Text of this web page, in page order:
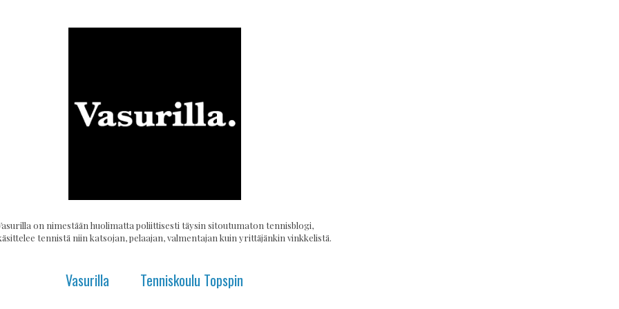
on nimestään huolimatta poliittisesti täysin sitoutumaton tennisblogi,
tennistä niin katsojan, pelaajan, valmentajan kuin yrittäjänkin vinkkelistä.
Vasurilla Tenniskoulu Topspin